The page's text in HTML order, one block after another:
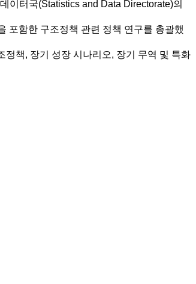
이터국(Statistics and Data Directorate)의
포함한 구조정책 관련 정책 연구를 총괄했
책, 장기 성장 시나리오, 장기 무역 및 특화